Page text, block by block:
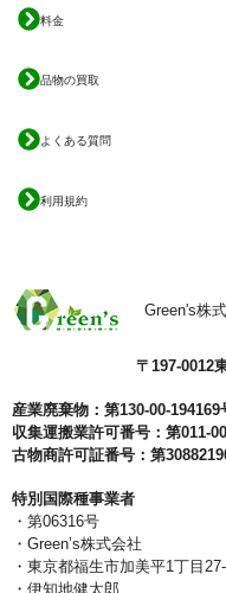
料金
品物の買取
よくある質問
利用規約
Green's株
〒197-0012
産業廃棄物：第130-00-194169
収集運搬業許可番号：第011-
古物商許可証番号：第
特別国際種事業者
・第06316号
・Green’s株式会社
・東京都福生市加美平1丁目
・伊知地健太郎